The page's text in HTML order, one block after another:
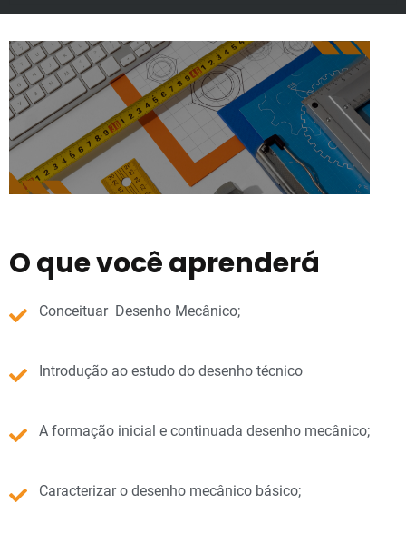
O que você aprenderá
Conceituar Desenho Mecânico;
Introdução ao estudo do desenho técnico
A formação inicial e continuada desenho mecânico;
Caracterizar o desenho mecânico básico;